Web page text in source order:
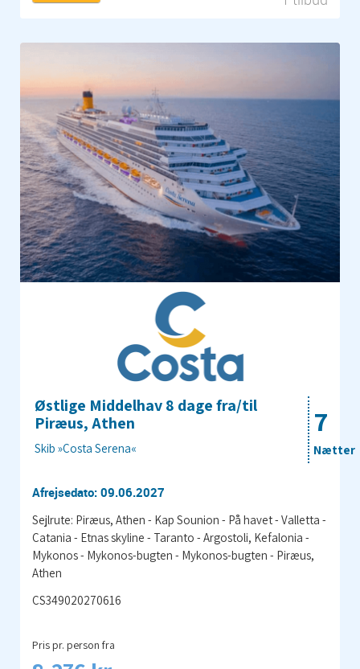
7
Nætter
Østlige Middelhav 8 dage fra/til
Piræus, Athen
Skib »Costa Serena«
Afrejsedato: 09.06.2027
Sejlrute: Piræus, Athen - Kap Sounion - På havet - Valletta -
Catania - Etnas skyline - Taranto - Argostoli, Kefalonia -
Mykonos - Mykonos-bugten - Mykonos-bugten - Piræus,
Athen
CS349020270616
Pris pr. person fra